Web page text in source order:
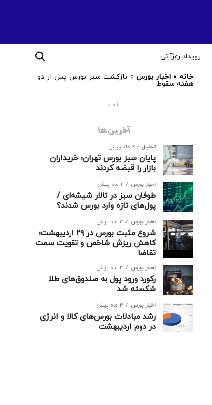
رویداد رمزآتی
خانه » اخبار بورس » بازگشت سبز بورس پس از دو
هفته سقوط
تبلیغات
آخرین‌ها
تحلیل 2 ماه پیش
پایان سبز بورس تهران؛ خریداران
بازار را قبضه کردند
اخبار بورس 2 ماه پیش
طوفان سبز در تالار شیشه‌ای /
پول‌های تازه وارد بورس شدند؟
اخبار بورس 3 ماه پیش
شروع مثبت بورس در ۲۹ اردیبهشت؛
کاهش ریزش شاخص و تقویت سمت
تقاضا
اخبار بورس 3 ماه پیش
رکورد ورود پول به صندوق‌های طلا
شکسته شد
اخبار بورس 3 ماه پیش
رشد مبادلات بورس‌های کالا و انرژی
در دوم اردیبهشت